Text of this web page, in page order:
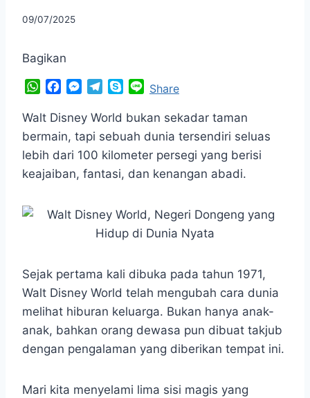
By
09/07/2025
Bagikan
W
a
t
s
A
p
c
e
o
o
M
s
s
e
n
g
r
l
e
g
r
a
y
p
n
e
Share
Walt Disney World bukan sekadar taman
bermain, tapi sebuah dunia tersendiri seluas
lebih dari 100 kilometer persegi yang berisi
keajaiban, fantasi, dan kenangan abadi.
Sejak pertama kali dibuka pada tahun 1971,
Walt Disney World telah mengubah cara dunia
melihat hiburan keluarga. Bukan hanya anak-
anak, bahkan orang dewasa pun dibuat takjub
dengan pengalaman yang diberikan tempat ini.
Mari kita menyelami lima sisi magis yang